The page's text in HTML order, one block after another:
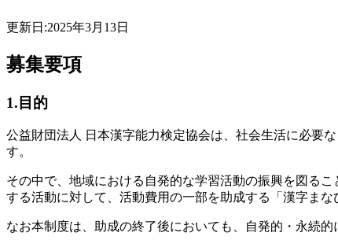
更新日:2025年3月13日
募集要項
1.目的
公益財団法人 日本漢字能力検定協会は、社会生活に必要
す。
その中で、地域における自発的な学習活動の振興を図る
する活動に対して、活動費用の一部を助成する「漢字まな
なお本制度は、助成の終了後においても、自発的・永続